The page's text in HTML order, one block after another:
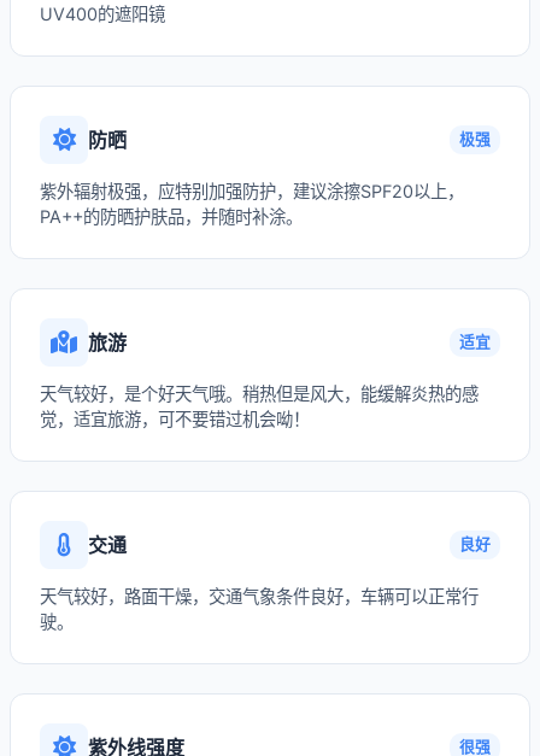
UV400的遮阳镜
防晒 极强
紫外辐射极强，应特别加强防护，建议涂擦SPF20以上，
PA++的防晒护肤品，并随时补涂。
旅游 适宜
天气较好，是个好天气哦。稍热但是风大，能缓解炎热的感
觉，适宜旅游，可不要错过机会呦！
交通 良好
天气较好，路面干燥，交通气象条件良好，车辆可以正常行
驶。
紫外线强度 很强